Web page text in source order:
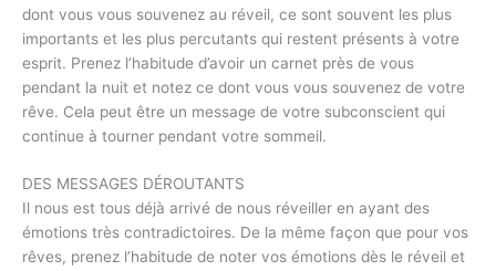
dont vous vous souvenez au réveil, ce sont souvent les plus
importants et les plus percutants qui restent présents à votre
esprit. Prenez l’habitude d’avoir un carnet près de vous
pendant la nuit et notez ce dont vous vous souvenez de votre
rêve. Cela peut être un message de votre subconscient qui
continue à tourner pendant votre sommeil.
DES MESSAGES DÉROUTANTS
Il nous est tous déjà arrivé de nous réveiller en ayant des
émotions très contradictoires. De la même façon que pour vos
rêves, prenez l’habitude de noter vos émotions dès le réveil et